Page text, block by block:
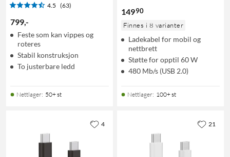
4.5 (63)
799,-
Feste som kan vippes og
roteres
Stabil konstruksjon
To justerbare ledd
Nettlager: 50+ st
14990
Finnes i 8 varianter
Ladekabel for mobil og
nettbrett
Støtte for opptil 60 W
480 Mb/s (USB 2.0)
Nettlager: 100+ st
4 21